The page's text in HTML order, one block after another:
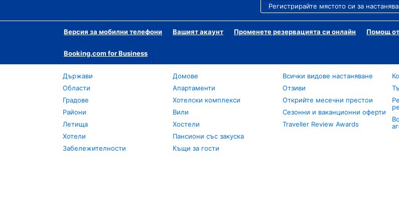
Регистрирайте мястото си за
Версия за мобилни телефони Вашият акаунт Променете резервацията си онлайн Помощ
Booking.com for Business
Държави
Области
Градове
Райони
Летища
Хотели
Забележителности
Домове
Апартаменти
Хотелски комплекси
Вили
Хостели
Пансиони със закуска
Къщи за гости
Всички видове настаняване
Отзиви
Открийте месечни престои
Сезонни и ваканционни оферти
Traveller Review Awards